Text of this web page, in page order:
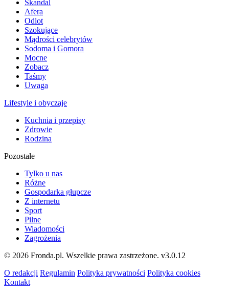
Skandal
Afera
Odlot
Szokujące
Mądrości celebrytów
Sodoma i Gomora
Mocne
Zobacz
Taśmy
Uwaga
Lifestyle i obyczaje
Kuchnia i przepisy
Zdrowie
Rodzina
Pozostałe
Tylko u nas
Różne
Gospodarka głupcze
Z internetu
Sport
Pilne
Wiadomości
Zagrożenia
© 2026 Fronda.pl. Wszelkie prawa zastrzeżone. v3.0.12
O redakcji Regulamin Polityka prywatności Polityka cookies
Kontakt